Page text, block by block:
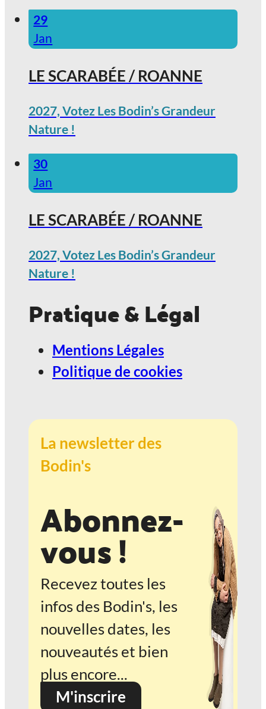
29
Jan
LE SCARABÉE / ROANNE
2027, Votez Les Bodin’s Grandeur
Nature !
30
Jan
LE SCARABÉE / ROANNE
2027, Votez Les Bodin’s Grandeur
Nature !
Pratique & Légal
Mentions Légales
Politique de cookies
La newsletter des
Bodin's
Abonnez-
vous !
Recevez toutes les
infos des Bodin's, les
nouvelles dates, les
nouveautés et bien
plus encore...
M'inscrire